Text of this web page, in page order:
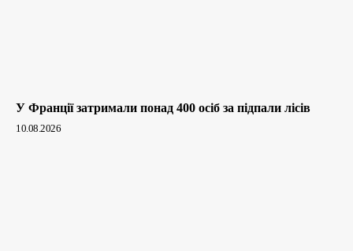
У Франції затримали понад 400 осіб за підпали лісів
10.08.2026